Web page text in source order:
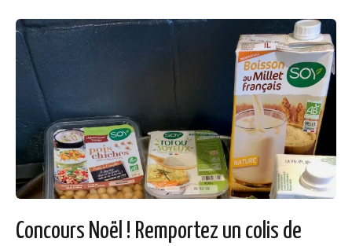
Concours Noël ! Remportez un colis de